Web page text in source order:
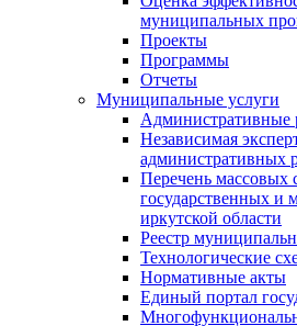
муниципальных
Проекты
Программы
Отчеты
Муниципальные услуги
Административные
Независимая
административных
Перечень массовых
государственных и
иркутской области
Реестр
Технологические
Нормативные акты
Единый портал